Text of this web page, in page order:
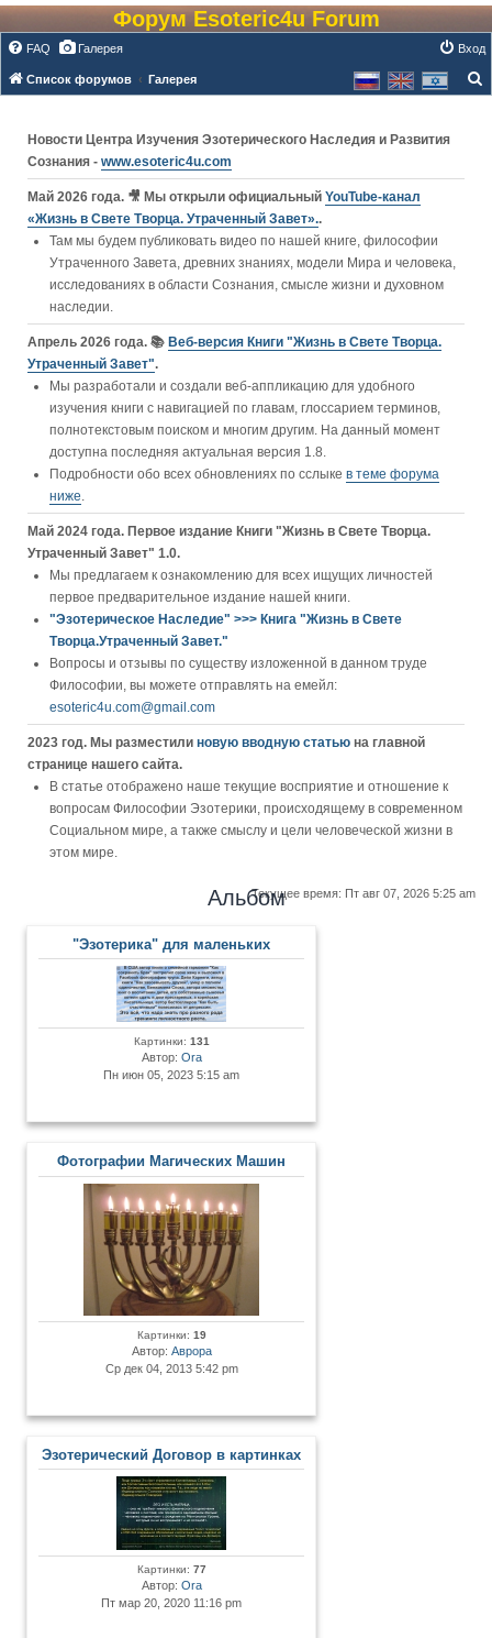
Форум Esoteric4u Forum
FAQ Галерея Вход
Список форумов Галерея
Новости Центра Изучения Эзотерического Наследия и Развития
Сознания - www.esoteric4u.com
Май 2026 года. 🎥 Мы открыли официальный YouTube‑канал
«Жизнь в Свете Творца. Утраченный Завет»..
Там мы будем публиковать видео по нашей книге, философии
Утраченного Завета, древних знаниях, модели Мира и человека,
исследованиях в области Сознания, смысле жизни и духовном
наследии.
Апрель 2026 года. 📚 Веб-версия Книги "Жизнь в Свете Творца.
Утраченный Завет".
Мы разработали и создали веб-аппликацию для удобного
изучения книги c навигацией по главам, глоссарием терминов,
полнотекстовым поиском и многим другим. На данный момент
доступна последняя актуальная версия 1.8.
Подробности обо всех обновлениях по сслыке в теме форума
ниже.
Май 2024 года. Первое издание Книги "Жизнь в Свете Творца.
Утраченный Завет" 1.0.
Мы предлагаем к ознакомлению для всех ищущих личностей
первое предварительное издание нашей книги.
"Эзотерическое Наследие" >>> Книга "Жизнь в Свете
Творца.Утраченный Завет."
Вопросы и отзывы по существу изложенной в данном труде
Философии, вы можете отправлять на емейл:
esoteric4u.com@gmail.com
2023 год. Мы разместили новую вводную статью на главной
странице нашего сайта.
В статье отображено наше текущие восприятие и отношение к
вопросам Философии Эзотерики, происходящему в современном
Социальном мире, а также смыслу и цели человеческой жизни в
этом мире.
Текущее время: Пт авг 07, 2026 5:25 am
Альбом
"Эзотерика" для маленьких
Картинки: 131
Автор: Ora
Пн июн 05, 2023 5:15 am
Фотографии Магических Машин
Картинки: 19
Автор: Аврора
Ср дек 04, 2013 5:42 pm
Эзотерический Договор в картинках
Картинки: 77
Автор: Ora
Пт мар 20, 2020 11:16 pm